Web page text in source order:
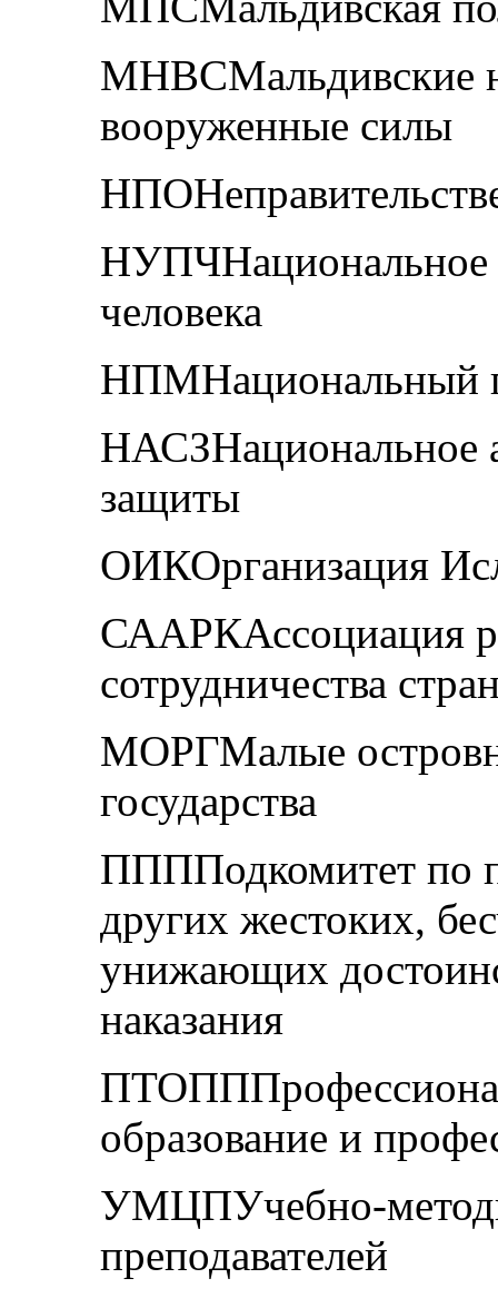
МНВСМальдивские
вооруженные силы
НУПЧНациональное
человека
НПМНациональный
НАСЗНациональное
защиты
ОИКОрганизация
СААРКАссоциация
сотрудничества
МОРГМалые
государства
ППППодкомитет по
других жестоких,
унижающих
наказания
образование и
УМЦПУчебно-
преподавателей